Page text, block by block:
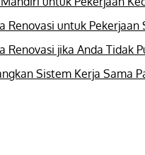
Renovasi untuk
Renovasi jika Anda Tidak
Sistem Kerja Sama